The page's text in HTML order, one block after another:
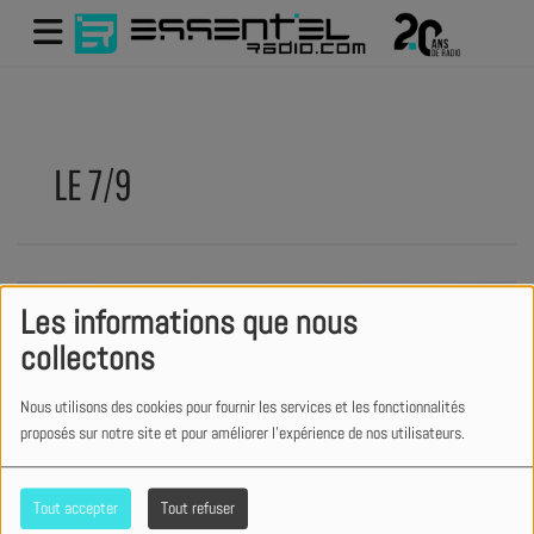
Les informations que nous
collectons
Nous utilisons des cookies pour fournir les services et les fonctionnalités
proposés sur notre site et pour améliorer l'expérience de nos utilisateurs.
Tout accepter Tout refuser
LE 7/9